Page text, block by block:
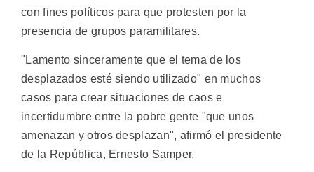
con fines políticos para que protesten por la
presencia de grupos paramilitares.
"Lamento sinceramente que el tema de los
desplazados esté siendo utilizado" en muchos
casos para crear situaciones de caos e
incertidumbre entre la pobre gente "que unos
amenazan y otros desplazan", afirmó el presidente
de la República, Ernesto Samper.